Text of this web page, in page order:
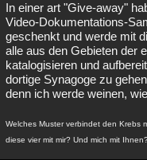
In einer art "Give-away"
Video-Dokumentations-
geschenkt und werde mit
alle aus den Gebieten der
katalogisieren und
dortige Synagoge zu
denn ich werde weinen,
Welches Muster verbindet den Krebs
diese vier mit mir? Und mich mit